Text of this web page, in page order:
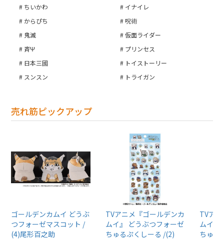
ちいかわ
イナイレ
からぴち
呪術
鬼滅
仮面ライダー
斉Ψ
プリンセス
日本三國
トイストーリー
スンスン
トライガン
売れ筋ピックアップ
ゴールデンカムイ どうぶ
つフォーゼマスコット /
(4)尾形百之助
TVアニメ『ゴールデンカ
ムイ』 どうぶつフォーゼ
ちゅるぷくしーる /(2)
TVア
ムイ』
ちゅる